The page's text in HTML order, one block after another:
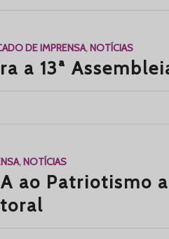
DE IMPRENSA,NOTÍCIAS
a 13ª
,NOTÍCIAS
ao Patriotismo